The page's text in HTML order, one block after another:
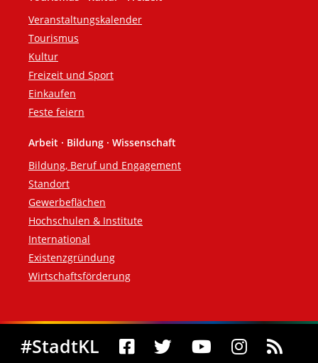
Veranstaltungskalender
Tourismus
Kultur
Freizeit und Sport
Einkaufen
Feste feiern
Arbeit · Bildung · Wissenschaft
Bildung, Beruf und Engagement
Standort
Gewerbeflächen
Hochschulen & Institute
International
Existenzgründung
Wirtschaftsförderung
Social Media
#StadtKL